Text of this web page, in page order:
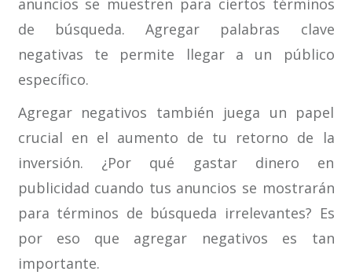
anuncios se muestren para ciertos términos
de búsqueda. Agregar palabras clave
negativas te permite llegar a un público
específico.
Agregar negativos también juega un papel
crucial en el aumento de tu retorno de la
inversión. ¿Por qué gastar dinero en
publicidad cuando tus anuncios se mostrarán
para términos de búsqueda irrelevantes? Es
por eso que agregar negativos es tan
importante.